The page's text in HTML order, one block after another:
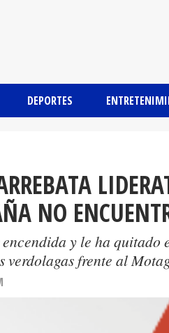
DEPORTES
NO
y le ha
verdolagas frente al